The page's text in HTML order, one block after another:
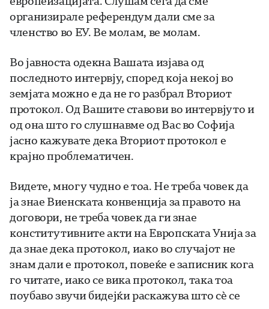
организирале референдум дали сме за
членство во ЕУ. Ве молам, ве молам.
Во јавноста одекна Вашата изјава од
последното интервју, според која некој во
земјата можно е да не го разбрал Вториот
протокол. Од Вашите ставови во интервјуто и
од она што го слушнавме од Вас во Софија
јасно кажувате дека Вториот протокол е
крајно проблематичен.
Видете, многу чудно е тоа. Не треба човек да
ја знае Виенската конвенција за правото на
договори, не треба човек да ги знае
конститутивните акти на Европската Унија за
да знае дека протокол, иако во случајот не
знам дали е протокол, повеќе е записник кога
го читате, иако се вика протокол, така тоа
поубаво звучи бидејќи раскажува што сѐ се